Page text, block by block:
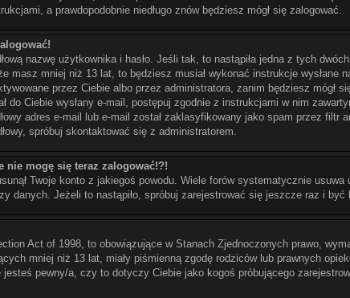
a prawdopodobnie niedługo znów będziesz mógł się zalogować.
nazwę użytkownika i hasło. Jeśli tak, to nastąpiła jedna z tych
masz mniej niż 13 lat, to będziesz musiał wykonać instrukcje wysłane
przez Ciebie albo przez administratora, zanim będziesz mógł
do Ciebie wysłany e-mail, postępuj zgodnie z instrukcjami w nim
adres e-mail lub e-mail został zaklasyfikowany jako spam przez
spróbuj skontaktować się z administratorem.
nie mogę się teraz zalogować!?!
Twoje konto z jakiegoś powodu. Wiele forów systematycznie
danych. Jeżeli to nastąpiło, spróbuj zarejestrować się jeszcze raz i
Act of 1998, to obowiązujące w Stanach Zjednoczonych prawo,
mniej niż 13 lat, miały piśmienną zgodę rodziców lub prawnych
pewny/a, czy to dotyczy Ciebie jako kogoś próbującego